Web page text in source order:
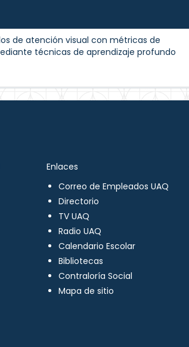
de atención visual con métricas de
técnicas de aprendizaje profundo
Enlaces
Correo de Empleados UAQ
Directorio
TV UAQ
Radio UAQ
Calendario Escolar
Bibliotecas
Contraloría Social
Mapa de sitio